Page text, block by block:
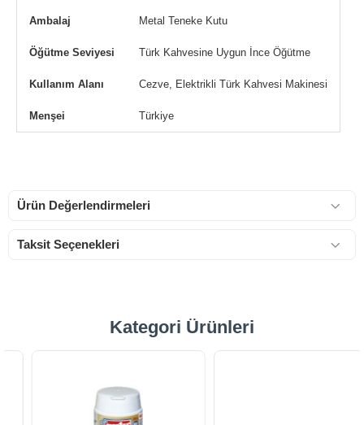
Ambalaj Metal Teneke Kutu
Öğütme Seviyesi Türk Kahvesine Uygun İnce Öğütme
Kullanım Alanı Cezve, Elektrikli Türk Kahvesi Makinesi
Menşei Türkiye
Ürün Değerlendirmeleri
Taksit Seçenekleri
Kategori Ürünleri